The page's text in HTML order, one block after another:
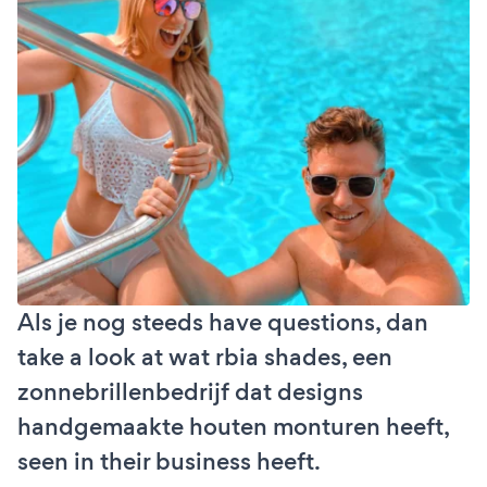
Als je nog steeds have questions, dan
take a look at wat rbia shades, een
zonnebrillenbedrijf dat designs
handgemaakte houten monturen heeft,
seen in their business heeft.